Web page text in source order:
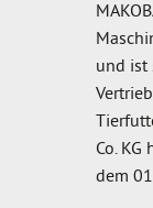
und ist
Co.
dem